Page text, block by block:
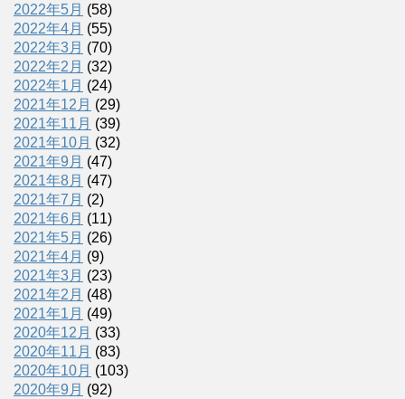
2022年5月 (58)
2022年4月 (55)
2022年3月 (70)
2022年2月 (32)
2022年1月 (24)
2021年12月 (29)
2021年11月 (39)
2021年10月 (32)
2021年9月 (47)
2021年8月 (47)
2021年7月 (2)
2021年6月 (11)
2021年5月 (26)
2021年4月 (9)
2021年3月 (23)
2021年2月 (48)
2021年1月 (49)
2020年12月 (33)
2020年11月 (83)
2020年10月 (103)
2020年9月 (92)